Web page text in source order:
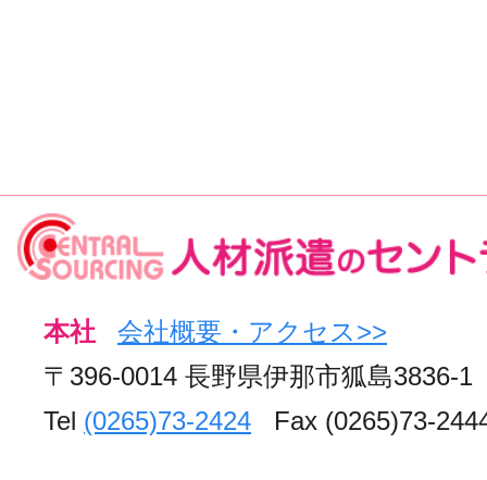
本社
会社概要・アクセス>>
〒396-0014 長野県伊那市狐島3836-1
Tel (0265)73-2424 Fax (0265)73-